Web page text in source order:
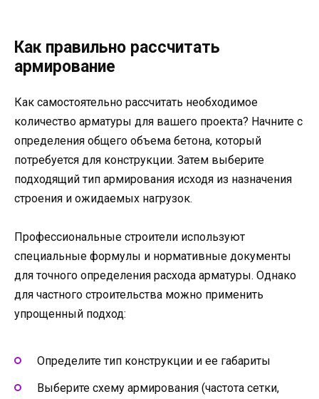
Как правильно рассчитать
армирование
Как самостоятельно рассчитать необходимое
количество арматуры для вашего проекта? Начните с
определения общего объема бетона, который
потребуется для конструкции. Затем выберите
подходящий тип армирования исходя из назначения
строения и ожидаемых нагрузок.
Профессиональные строители используют
специальные формулы и нормативные документы
для точного определения расхода арматуры. Однако
для частного строительства можно применить
упрощенный подход:
Определите тип конструкции и ее габариты
Выберите схему армирования (частота сетки,